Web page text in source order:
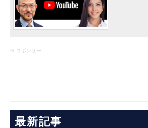
※ スポンサー
最新記事